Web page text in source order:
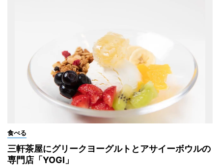
食べる
三軒茶屋にグリークヨーグルトとアサイーボウルの
専門店「YOGI」